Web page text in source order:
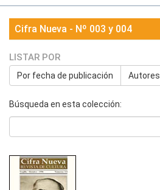
Cifra Nueva - Nº 003 y 004
LISTAR POR
Por fecha de publicación Autores
Búsqueda en esta colección: